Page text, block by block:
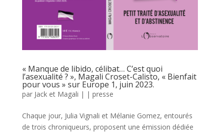
« Manque de libido, célibat… C’est quoi
l’asexualité ? », Magali Croset-Calisto, « Bienfait
pour vous » sur Europe 1, juin 2023.
par Jack et Magali | | presse
Chaque jour, Julia Vignali et Mélanie Gomez, entourés
de trois chroniqueurs, proposent une émission dédiée